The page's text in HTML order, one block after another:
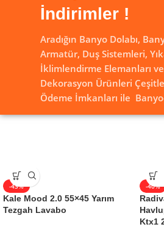
İndirimler !
Aradığın Banyo Dolabı,
Armatür, Duş Sistemleri,
İklimlendirme Elemanları
Dekorasyon Ürünleri
Ödeme İmkanları ile
-43%
Kale Mood 2.0 55×45 Yarım
Tezgah Lavabo
-40%
Ktx1